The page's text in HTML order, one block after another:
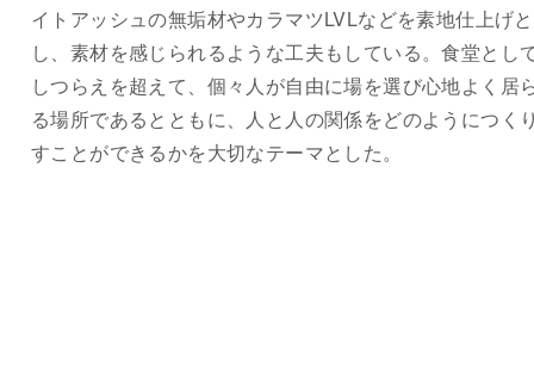
イトアッシュの無垢材やカラマツLVLなどを素地仕上げと
し、素材を感じられるような工夫もしている。食堂とし
しつらえを超えて、個々人が自由に場を選び心地よく居
る場所であるとともに、人と人の関係をどのようにつく
すことができるかを大切なテーマとした。